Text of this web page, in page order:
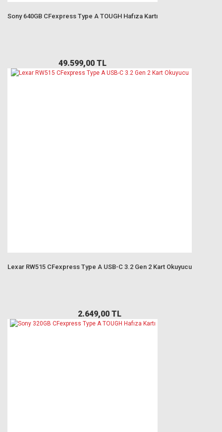
Sony 640GB CFexpress Type A TOUGH Hafıza Kartı
49.599,00 TL
Lexar RW515 CFexpress Type A USB-C 3.2 Gen 2 Kart Okuyucu
2.649,00 TL